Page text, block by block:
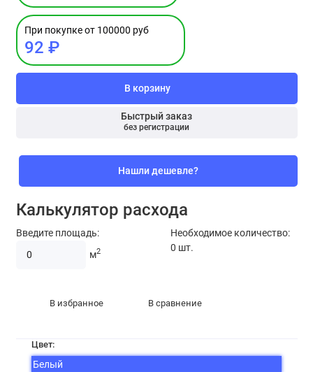
При покупке от 100000 руб
92 ₽
В корзину
Быстрый заказ
без регистрации
Нашли дешевле?
Калькулятор расхода
Введите площадь:
м2
Необходимое количество:
0 шт.
В избранное В сравнение
Цвет:
Белый